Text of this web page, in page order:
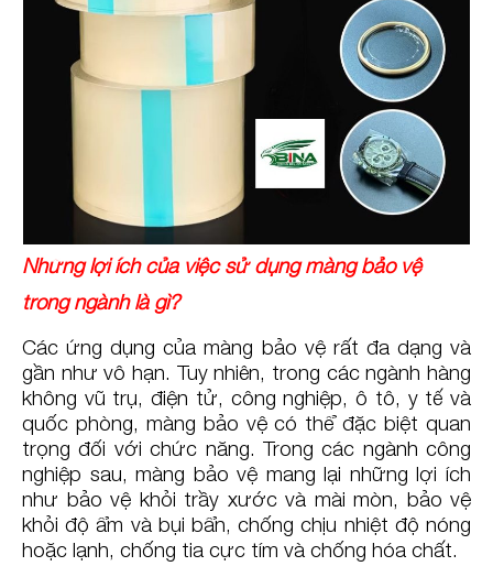
Những lợi ích của việc sử dụng màng bảo vệ
trong ngành là gì?
Các ứng dụng của màng bảo vệ rất đa dạng và
gần như vô hạn. Tuy nhiên, trong các ngành hàng
không vũ trụ, điện tử, công nghiệp, ô tô, y tế và
quốc phòng, màng bảo vệ có thể đặc biệt quan
trọng đối với chức năng. Trong các ngành công
nghiệp sau, màng bảo vệ mang lại những lợi ích
như bảo vệ khỏi trầy xước và mài mòn, bảo vệ
khỏi độ ẩm và bụi bẩn, chống chịu nhiệt độ nóng
hoặc lạnh, chống tia cực tím và chống hóa chất.